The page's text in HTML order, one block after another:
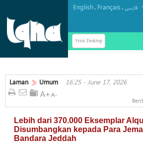
English. Français.فارسی
Versi Desktop
Laman Umum 16:25 - June 17, 2026
Lebih dari 370.000 Eksemplar
Disumbangkan kepada Para
Bandara Jeddah